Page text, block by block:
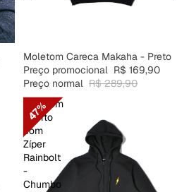
PROMOÇÃO
Moletom Careca Makaha - Preto
Preço promocional R$ 169,90
Preço normal R$ 289,90
47%
Moletom
Aberto
com
Zíper
Rainbolt
-
Chumbo